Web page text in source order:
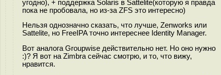
угодно), + поддержка Solaris в Sattelite(которую я правда
пока не пробовала, но из-за ZFS это интересно)
Нельзя однозначно сказать, что лучше, Zenworks или
Sattelite, но FreeIPA точно интереснее Identity Manager.
Вот аналога Groupwise действительно нет. Но оно нужно
:)? Я вот на Zimbra сейчас смотрю, и то, что вижу,
нравится.